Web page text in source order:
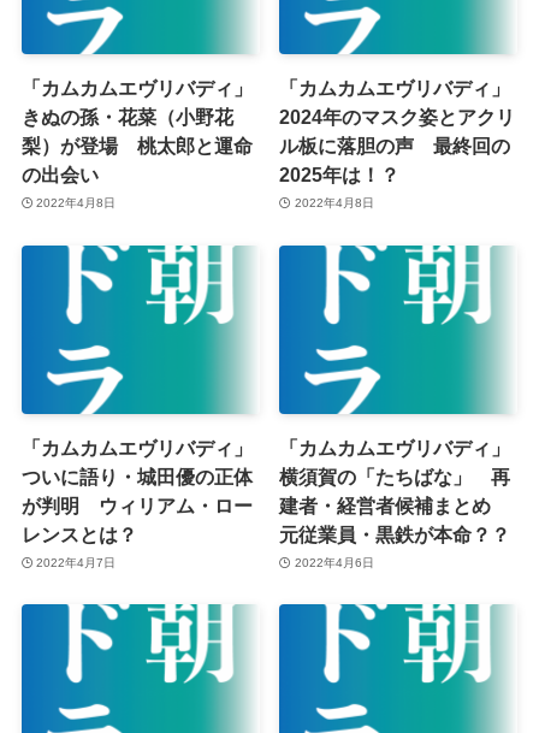
「カムカムエヴリバディ」
きぬの孫・花菜（小野花
梨）が登場 桃太郎と運命
の出会い
2022年4月8日
「カムカムエヴリバディ」
2024年のマスク姿とアクリ
ル板に落胆の声 最終回の
2025年は！？
2022年4月8日
「カムカムエヴリバディ」
ついに語り・城田優の正体
が判明 ウィリアム・ロー
レンスとは？
2022年4月7日
「カムカムエヴリバディ」
横須賀の「たちばな」 再
建者・経営者候補まとめ
元従業員・黒鉄が本命？？
2022年4月6日